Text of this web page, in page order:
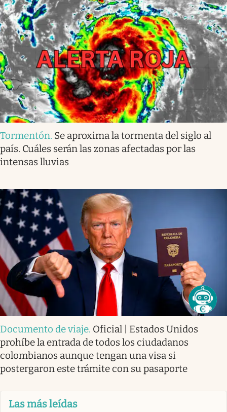
Tormentón. Se aproxima la tormenta del siglo al
país. Cuáles serán las zonas afectadas por las
intensas lluvias
Documento de viaje. Oficial | Estados Unidos
prohíbe la entrada de todos los ciudadanos
colombianos aunque tengan una visa si
postergaron este trámite con su pasaporte
Las más leídas